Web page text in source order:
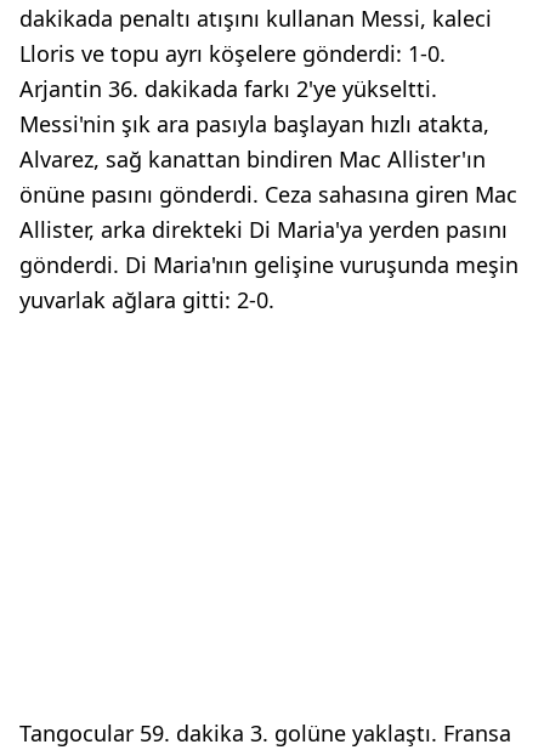
dakikada penaltı atışını kullanan Messi, kaleci
Lloris ve topu ayrı köşelere gönderdi: 1-0.
Arjantin 36. dakikada farkı 2'ye yükseltti.
Messi'nin şık ara pasıyla başlayan hızlı atakta,
Alvarez, sağ kanattan bindiren Mac Allister'ın
önüne pasını gönderdi. Ceza sahasına giren Mac
Allister, arka direkteki Di Maria'ya yerden pasını
gönderdi. Di Maria'nın gelişine vuruşunda meşin
yuvarlak ağlara gitti: 2-0.
Tangocular 59. dakika 3. golüne yaklaştı. Fransa